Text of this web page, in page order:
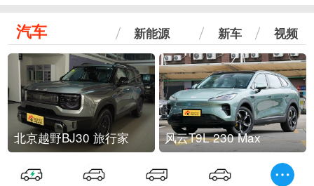
汽车 新能源 新车 视频
北京越野BJ30 旅行家 风云T9L 230 Max